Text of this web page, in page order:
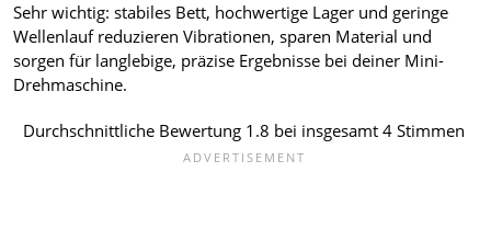
Sehr wichtig: stabiles Bett, hochwertige Lager und geringe
Wellenlauf reduzieren Vibrationen, sparen Material und
sorgen für langlebige, präzise Ergebnisse bei deiner Mini-
Drehmaschine.
Durchschnittliche Bewertung 1.8 bei insgesamt4Stimmen